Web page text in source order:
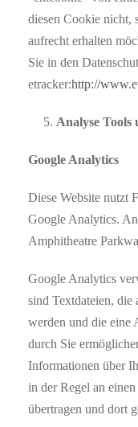
diesen Cookie nicht,
aufrecht erhalten
Sie in den
etracker:http://
Analyse Tools
Google Analytics
Diese Website nutzt
Google Analytics.
Amphitheatre
Google Analytics
sind Textdateien, die
werden und die eine
durch Sie
Informationen über
in der Regel an
übertragen und dort